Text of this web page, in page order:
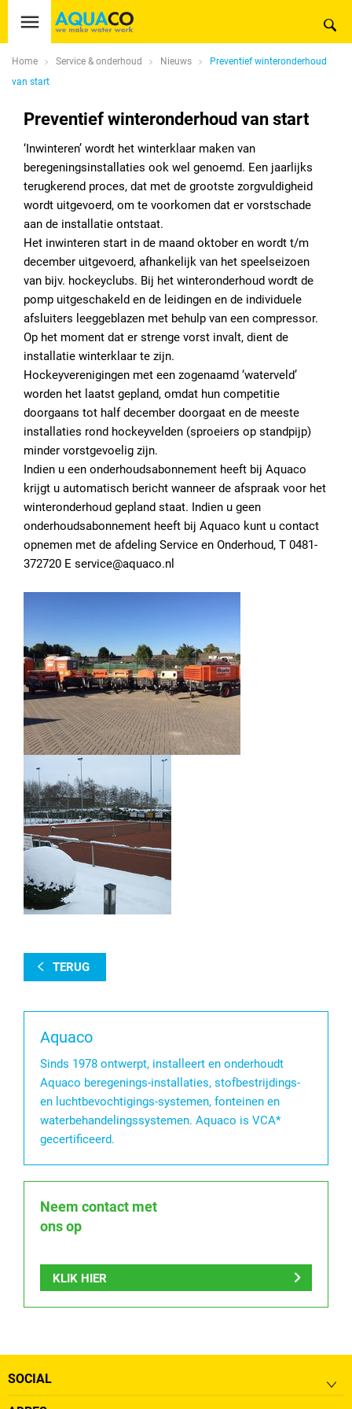
Home Service & onderhoud Nieuws
Preventief winteronderhoud
van start
Preventief winteronderhoud van start
‘Inwinteren’ wordt het winterklaar maken van
beregeningsinstallaties ook wel genoemd. Een jaarlijks
terugkerend proces, dat met de grootste zorgvuldigheid
wordt uitgevoerd, om te voorkomen dat er vorstschade
aan de installatie ontstaat.
Het inwinteren start in de maand oktober en wordt t/m
december uitgevoerd, afhankelijk van het speelseizoen
van bijv. hockeyclubs. Bij het winteronderhoud wordt de
pomp uitgeschakeld en de leidingen en de individuele
afsluiters leeggeblazen met behulp van een compressor.
Op het moment dat er strenge vorst invalt, dient de
installatie winterklaar te zijn.
Hockeyverenigingen met een zogenaamd ‘waterveld’
worden het laatst gepland, omdat hun competitie
doorgaans tot half december doorgaat en de meeste
installaties rond hockeyvelden (sproeiers op standpijp)
minder vorstgevoelig zijn.
Indien u een onderhoudsabonnement heeft bij Aquaco
krijgt u automatisch bericht wanneer de afspraak voor het
winteronderhoud gepland staat. Indien u geen
onderhoudsabonnement heeft bij Aquaco kunt u contact
opnemen met de afdeling Service en Onderhoud, T 0481-
372720 E service@aquaco.nl
TERUG
Aquaco
Sinds 1978 ontwerpt, installeert en onderhoudt
Aquaco beregenings-installaties, stofbestrijdings-
en luchtbevochtigings-systemen, fonteinen en
waterbehandelingssystemen. Aquaco is VCA*
gecertificeerd.
Neem contact met
ons op
KLIK HIER
SOCIAL